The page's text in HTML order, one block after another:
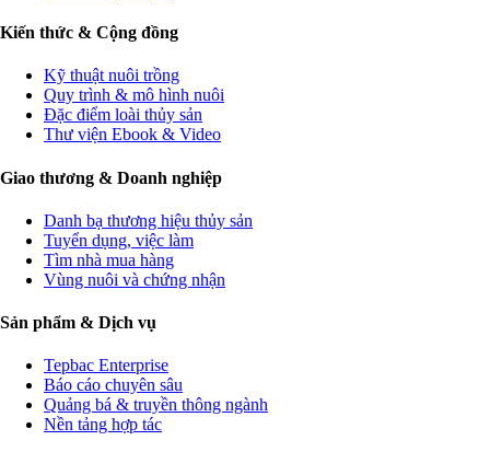
Kiến thức & Cộng đồng
Kỹ thuật nuôi trồng
Quy trình & mô hình nuôi
Đặc điểm loài thủy sản
Thư viện Ebook & Video
Giao thương & Doanh nghiệp
Danh bạ thương hiệu thủy sản
Tuyển dụng, việc làm
Tìm nhà mua hàng
Vùng nuôi và chứng nhận
Sản phẩm & Dịch vụ
Tepbac Enterprise
Báo cáo chuyên sâu
Quảng bá & truyền thông ngành
Nền tảng hợp tác